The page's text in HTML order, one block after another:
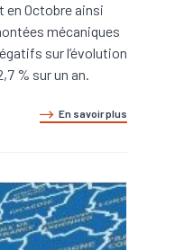
en Octobre ainsi
mécaniques
sur l’évolution
% sur un an.
En savoir plus